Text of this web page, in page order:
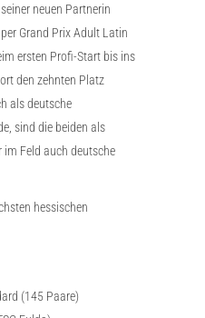
neuen Partnerin
Grand Prix Adult Latin
ersten Profi-Start bis ins
den zehnten Platz
als deutsche
sind die beiden als
im Feld auch deutsche
hessischen
(145 Paare)